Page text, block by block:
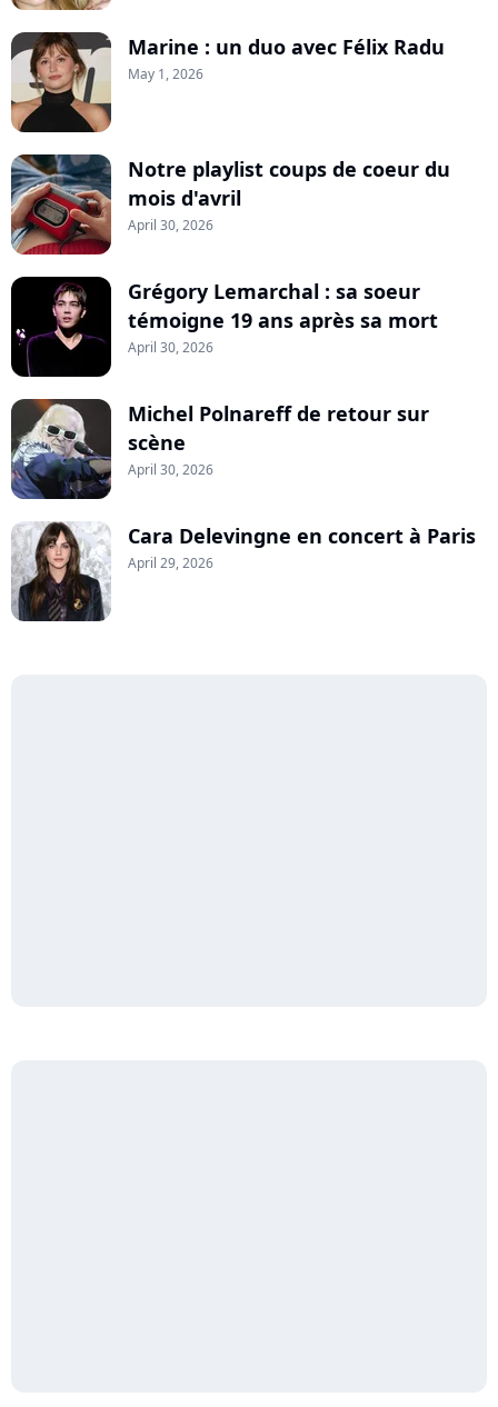
Marine : un duo avec Félix Radu
May 1, 2026
Notre playlist coups de coeur du
mois d'avril
April 30, 2026
Grégory Lemarchal : sa soeur
témoigne 19 ans après sa mort
April 30, 2026
Michel Polnareff de retour sur
scène
April 30, 2026
Cara Delevingne en concert à Paris
April 29, 2026